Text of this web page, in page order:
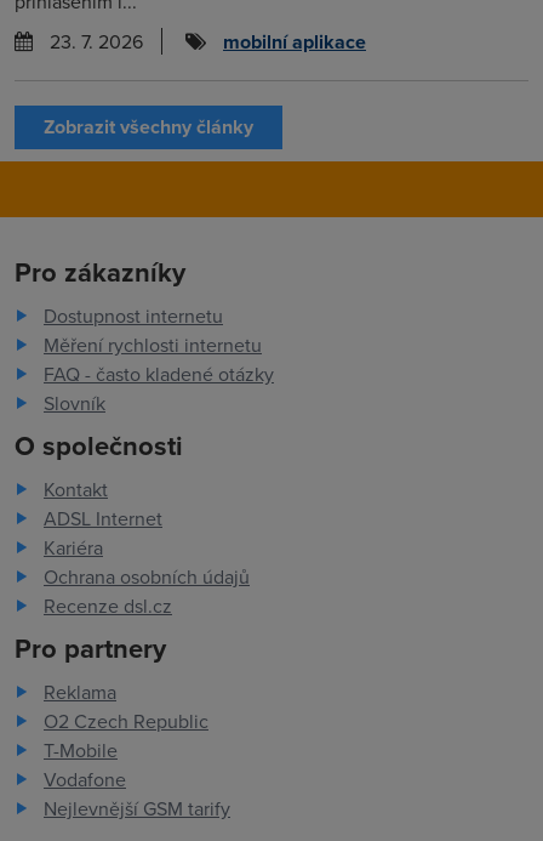
23. 7. 2026
mobilní aplikace
Zobrazit všechny články
Pro zákazníky
Dostupnost internetu
Měření rychlosti internetu
FAQ - často kladené otázky
Slovník
O společnosti
Kontakt
ADSL Internet
Kariéra
Ochrana osobních údajů
Recenze dsl.cz
Pro partnery
Reklama
O2 Czech Republic
T-Mobile
Vodafone
Nejlevnější GSM tarify